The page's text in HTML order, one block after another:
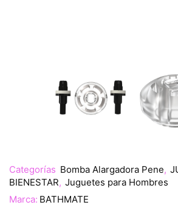
Categorías Bomba Alargadora Pene,
BIENESTAR, Juguetes para Hombres
Marca: BATHMATE